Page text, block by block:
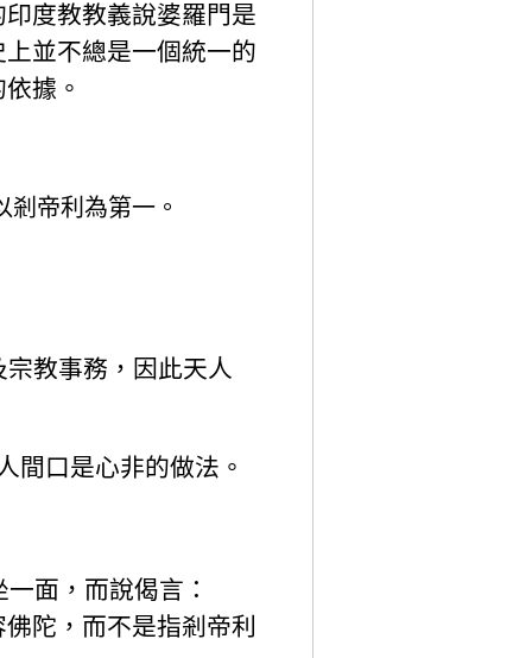
度教教義說婆羅門是
並不總是一個統一的
據。
帝利為第一。
教事務，因此天人
間口是心非的做法。
面，而說偈言：
陀，而不是指剎帝利